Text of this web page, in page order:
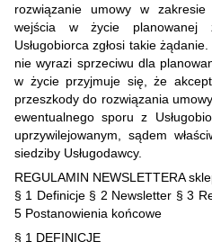
rozwiązanie umowy w
wejścia w życie planowanej
Usługobiorca zgłosi takie
nie wyrazi sprzeciwu dla
w życie przyjmuje się, że
przeszkody do rozwiązania
ewentualnego sporu z
uprzywilejowanym, sądem
siedziby Usługodawcy.
REGULAMIN NEWSLETTERA
§ 1 Definicje § 2 Newsletter § 3
5 Postanowienia końcowe
§ 1 DEFINICJE